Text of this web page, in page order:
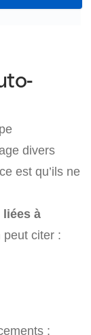
divers
est qu’ils ne
liées à
peut citer :
;